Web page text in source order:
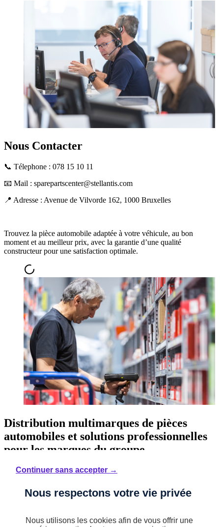
Nous Contacter
📞 Télephone : 078 15 10 11
📧 Mail : sparepartscenter@stellantis.com
📍 Adresse : Avenue de Vilvorde 162, 1000 Bruxelles
Trouvez la pièce automobile adaptée à votre véhicule, au bon
moment et au meilleur prix, avec la garantie d’une qualité
constructeur pour une satisfaction optimale.
Distribution multimarques de pièces
automobiles et solutions professionnelles
pour les marques du groupe.
Découvrez une large gamme de :
pneumatiques toutes marques ;
Continuer sans accepter →
Nous respectons votre vie privée
Nous utilisons les cookies afin de vous offrir une